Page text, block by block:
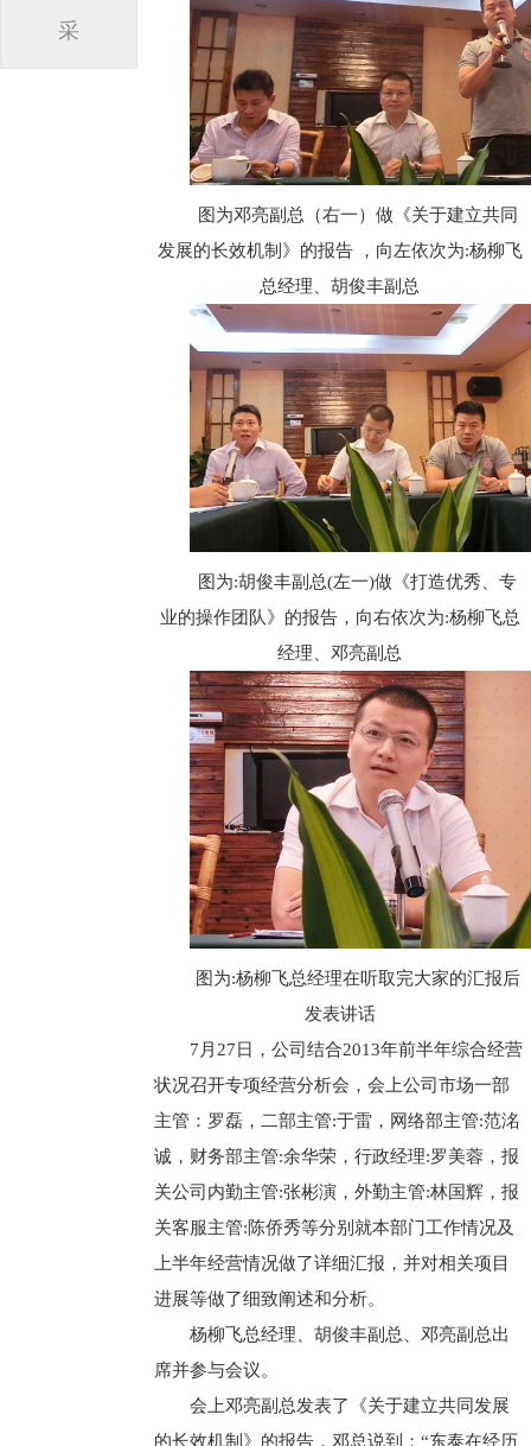
采
图为邓亮副总（右一）做《关于建立共同
发展的长效机制》的报告 ，向左依次为:杨柳飞
总经理、胡俊丰副总
图为:胡俊丰副总(左一)做《打造优秀、专
业的操作团队》的报告，向右依次为:杨柳飞总
经理、邓亮副总
图为:杨柳飞总经理在听取完大家的汇报后
发表讲话
7月27日，公司结合2013年前半年综合经营
状况召开专项经营分析会，会上公司市场一部
主管：罗磊，二部主管:于雷，网络部主管:范洺
诚，财务部主管:余华荣，行政经理:罗美蓉，报
关公司内勤主管:张彬演，外勤主管:林国辉，报
关客服主管:陈侨秀等分别就本部门工作情况及
上半年经营情况做了详细汇报，并对相关项目
进展等做了细致阐述和分析。
杨柳飞总经理、胡俊丰副总、邓亮副总出
席并参与会议。
会上邓亮副总发表了《关于建立共同发展
的长效机制》的报告，邓总说到：“东泰在经历